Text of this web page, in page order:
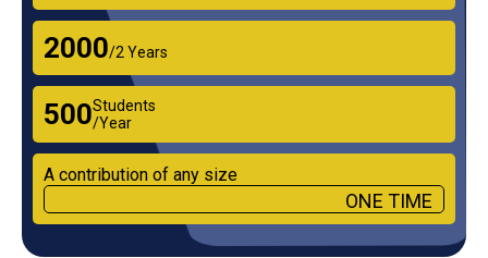
₹2000/2 Years
₹500Students
/Year
A contribution of any size
ONE TIME